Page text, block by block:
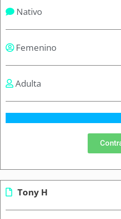
Nativo
Femenino
Adulta
Tony H